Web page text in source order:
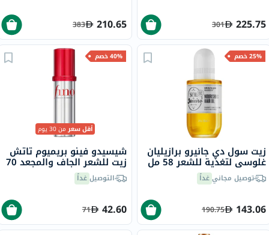
225.75
301
210.65
383
25% خصم
زيت سول دي جانيرو برازيليان
غلوسي لتغذية للشعر 58 مل
توصيل مجانيغداً
143.06
190.75
40% خصم
أقل سعرمن 30 يوم
شيسيدو فينو بريميوم تاتش
زيت للشعر الجاف والمجعد 70
ملالتوصيلغداً
42.60
71